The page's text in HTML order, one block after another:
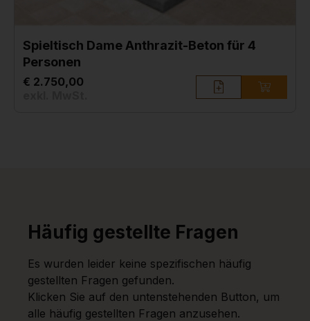
Spieltisch Dame Anthrazit-Beton für 4
Personen
€ 2.750,00
Häufig gestellte Fragen
Es wurden leider keine spezifischen häufig
gestellten Fragen gefunden.
Klicken Sie auf den untenstehenden Button, um
alle häufig gestellten Fragen anzusehen.